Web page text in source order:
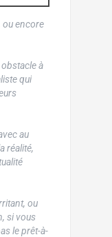
ou encore
à
qui
au
réalité,
ou
si vous
le prêt-à-